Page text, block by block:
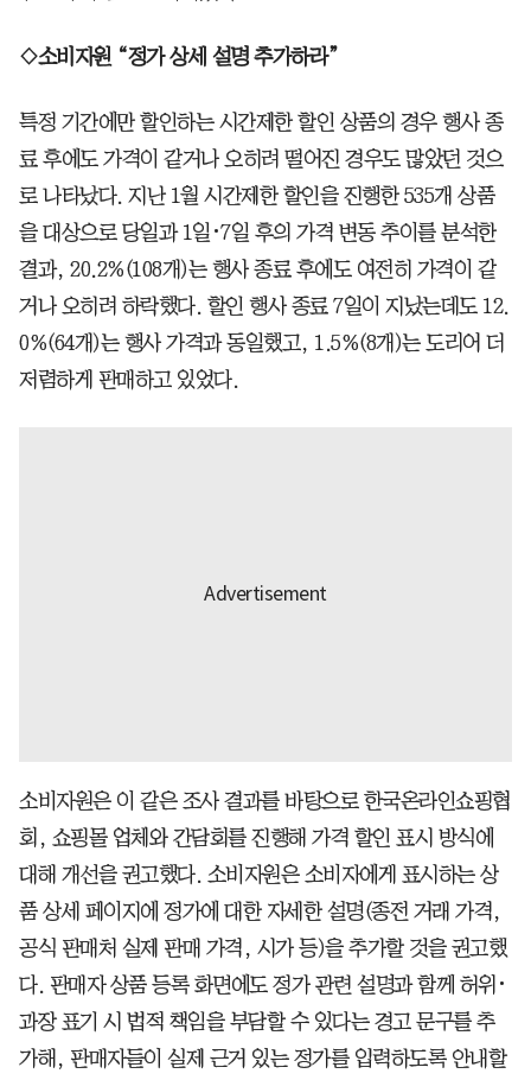
◇소비자원 “정가 상세 설명 추가하라”
특정 기간에만 할인하는 시간제한 할인 상품의 경우 행사 종
료 후에도 가격이 같거나 오히려 떨어진 경우도 많았던 것으
로 나타났다. 지난 1월 시간제한 할인을 진행한 535개 상품
을 대상으로 당일과 1일･7일 후의 가격 변동 추이를 분석한
결과, 20.2%(108개)는 행사 종료 후에도 여전히 가격이 같
거나 오히려 하락했다. 할인 행사 종료 7일이 지났는데도 12.
0%(64개)는 행사 가격과 동일했고, 1.5%(8개)는 도리어 더
저렴하게 판매하고 있었다.
소비자원은 이 같은 조사 결과를 바탕으로 한국온라인쇼핑협
회, 쇼핑몰 업체와 간담회를 진행해 가격 할인 표시 방식에
대해 개선을 권고했다. 소비자원은 소비자에게 표시하는 상
품 상세 페이지에 정가에 대한 자세한 설명(종전 거래 가격,
공식 판매처 실제 판매 가격, 시가 등)을 추가할 것을 권고했
다. 판매자 상품 등록 화면에도 정가 관련 설명과 함께 허위･
과장 표기 시 법적 책임을 부담할 수 있다는 경고 문구를 추
가해, 판매자들이 실제 근거 있는 정가를 입력하도록 안내할